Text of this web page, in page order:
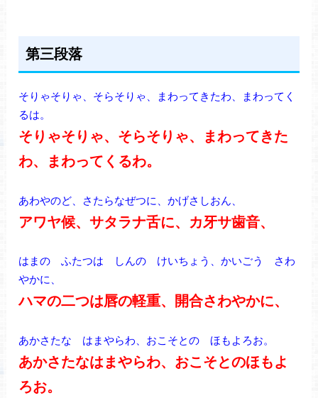
第三段落
そりゃそりゃ、そらそりゃ、まわってきたわ、まわってく
るは。
そりゃそりゃ、そらそりゃ、まわってきた
わ、まわってくるわ。
あわやのど、さたらなぜつに、かげさしおん、
アワヤ候、サタラナ舌に、カ牙サ歯音、
はまの ふたつは しんの けいちょう、かいごう さわ
やかに、
ハマの二つは唇の軽重、開合さわやかに、
あかさたな はまやらわ、おこそとの ほもよろお。
あかさたなはまやらわ、おこそとのほもよ
ろお。